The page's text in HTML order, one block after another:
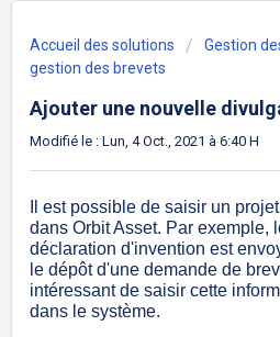
Accueil des solutions Gestion
gestion des brevets
Ajouter une nouvelle
Modifié le : Lun, 4 Oct., 2021 à 6:40 H
Il est possible de saisir un
dans Orbit Asset. Par exemple,
déclaration d'invention est
le dépôt d'une demande de
intéressant de saisir cette
dans le système.